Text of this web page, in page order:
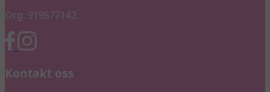
Org. 919577142
Kontakt oss